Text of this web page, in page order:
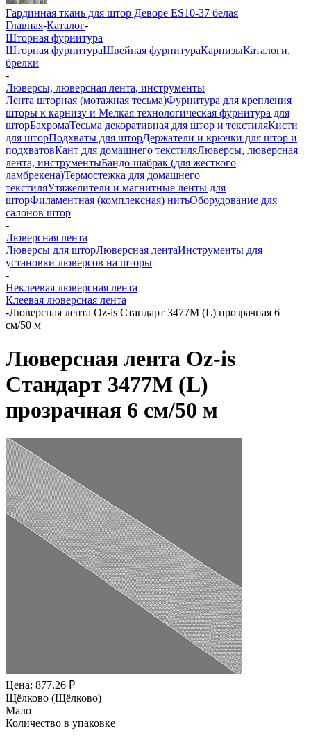
Гардинная ткань для штор Деворе ES10-37 белая
Главная-Каталог-
Шторная фурнитура
Шторная фурнитураШвейная фурнитураКарнизыКаталоги,
брелки
-
Люверсы, люверсная лента, инструменты
Лента шторная (мотажная тесьма)Фурнитура для крепления
шторы к карнизу и Мелкая технологическая фурнитура для
шторБахромаТесьма декоративная для штор и текстиляКисти
для шторПодхваты для шторДержатели и крючки для штор и
подхватовКант для домашнего текстиляЛюверсы, люверсная
лента, инструментыБандо-шабрак (для жесткого
ламбрекена)Термостежка для домашнего
текстиляУтяжелители и магнитные ленты для
шторФиламентная (комплексная) нитьОборудование для
салонов штор
-
Люверсная лента
Люверсы для шторЛюверсная лентаИнструменты для
установки люверсов на шторы
-
Неклеевая люверсная лента
Клеевая люверсная лента
-Люверсная лента Oz-is Стандарт 3477M (L) прозрачная 6
см/50 м
Люверсная лента Oz-is
Стандарт 3477M (L)
прозрачная 6 см/50 м
Цена: 877.26 ₽
Щёлково (Щёлково)
Мало
Количество в упаковке